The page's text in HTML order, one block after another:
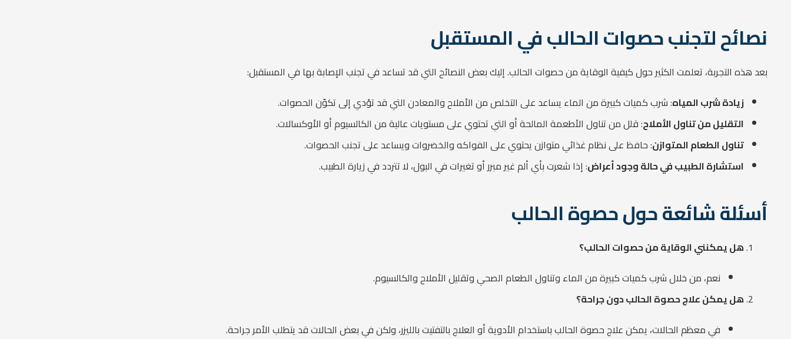
نصائح لتجنب حصوات الحالب في المستقبل
بعد هذه التجربة، تعلمت الكثير حول كيفية الوقاية من حصوات الحالب. إليك بعض النصائح التي قد تساعد في تجنب الإصابة بها في المستقبل:
زيادة شرب المياه: شرب كميات كبيرة من الماء يساعد على التخلص من الأملاح والمعادن التي قد تؤدي إلى تكوّن الحصوات.
التقليل من تناول الأملاح: قلل من تناول الأطعمة المالحة أو التي تحتوي على مستويات عالية من الكالسيوم أو الأوكسالات.
تناول الطعام المتوازن: حافظ على نظام غذائي متوازن يحتوي على الفواكه والخضروات ويساعد على تجنب الحصوات.
استشارة الطبيب في حالة وجود أعراض: إذا شعرت بأي ألم غير مبرر أو تغيرات في البول، لا تتردد في زيارة الطبيب.
أسئلة شائعة حول حصوة الحالب
هل يمكنني الوقاية من حصوات الحالب؟
نعم، من خلال شرب كميات كبيرة من الماء وتناول الطعام الصحي وتقليل الأملاح والكالسيوم.
هل يمكن علاج حصوة الحالب دون جراحة؟
في معظم الحالات، يمكن علاج حصوة الحالب باستخدام الأدوية أو العلاج بالتفتيت بالليزر، ولكن في بعض الحالات قد يتطلب الأمر جراحة.